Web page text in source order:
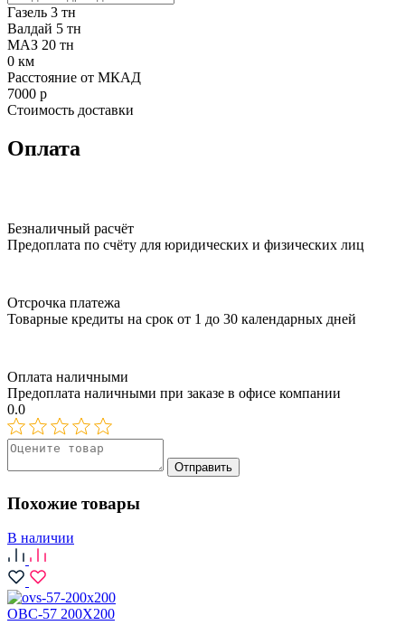
Газель 3 тн
Валдай 5 тн
МАЗ 20 тн
0 км
Расстояние от МКАД
7000 р
Стоимость доставки
Оплата
Безналичный расчёт
Предоплата по счёту для юридических и физических лиц
Отсрочка платежа
Товарные кредиты на срок от 1 до 30 календарных дней
Оплата наличными
Предоплата наличными при заказе в офисе компании
0.0
Отправить
Похожие товары
В наличии
ОВС-57 200X200